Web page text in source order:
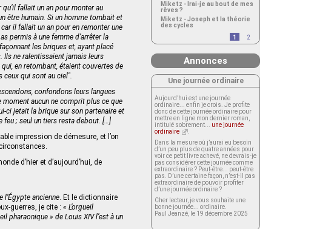
fallait un an pour monter au
être humain. Si un homme tombait et
il fallait un an pour en remonter une
permis à une femme d’arrêter la
les briques et, ayant placé
Ils ne ralentissaient jamais leurs
en retombant, étaient couvertes de
ceux qui sont au ciel".
confondons leurs langues
moment aucun ne comprit plus ce que
ci jetait la brique sur son partenaire et
feu ; seul un tiers resta debout. […]
impression de démesure, et l’on
d’hier et d’aujourd’hui, de
ancienne. Et le dictionnaire
guerres, je cite : « L’orgueil
pharaonique » de Louis XIV l’est à un
Miketz - Irai-je au bout de mes
rêves ?
Miketz - Joseph et la théorie
des cycles
1
2
Annonces
Une journée ordinaire
Aujourd’hui est une journée
ordinaire... enfin je crois. Je profite
donc de cette journée ordinaire pour
mettre en ligne mon dernier roman,
intitulé sobrement... une journée
ordinaire
Dans la mesure où j’aurai eu besoin
d’un peu plus de quatre années pour
voir ce petit livre achevé, ne devrais-je
pas considérer cette journée comme
extraordinaire ? Peut-être... peut-être
pas. D’une certaine façon, n’est-il pas
extraordinaire de pouvoir profiter
d’une journée ordinaire ?
Cher lecteur, je vous souhaite une
bonne journée... ordinaire.
Paul Jeanzé, le 19 décembre 2025